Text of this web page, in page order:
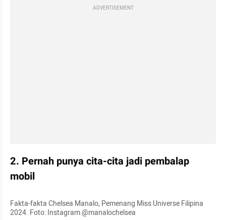
ADVERTISEMENT
2. Pernah punya cita-cita jadi pembalap
mobil
Fakta-fakta Chelsea Manalo, Pemenang Miss Universe Filipina
2024. Foto: Instagram @manalochelsea